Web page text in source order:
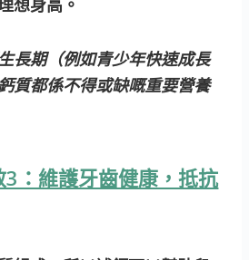
想身高。
長期（例如青少年快速成長
質都係不得或缺嘅重要營養
3：維護牙齒健康，抵抗